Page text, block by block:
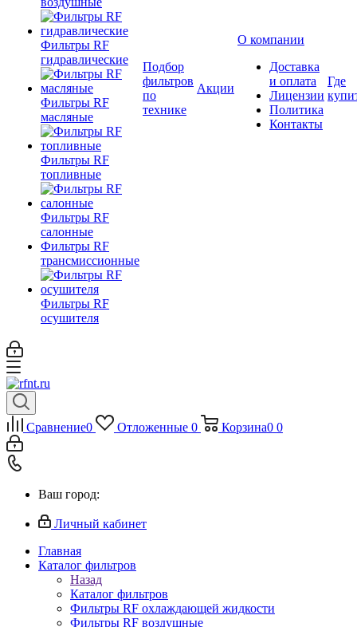
Фильтры RF
гидравлические
Фильтры RF
масляные
Фильтры RF
топливные
Фильтры RF
салонные
Фильтры RF
трансмиссионные
Фильтры RF
осушителя
Подбор
фильтров
по
технике
Акции
О компании
Доставка
и оплата
Лицензии
Политика
Контакты
Где
Сравнение0 Отложенные 0 Корзина0 0
Ваш город:
Личный кабинет
Главная
Каталог фильтров
Назад
Каталог фильтров
Фильтры RF охлаждающей жидкости
Фильтры RF воздушные